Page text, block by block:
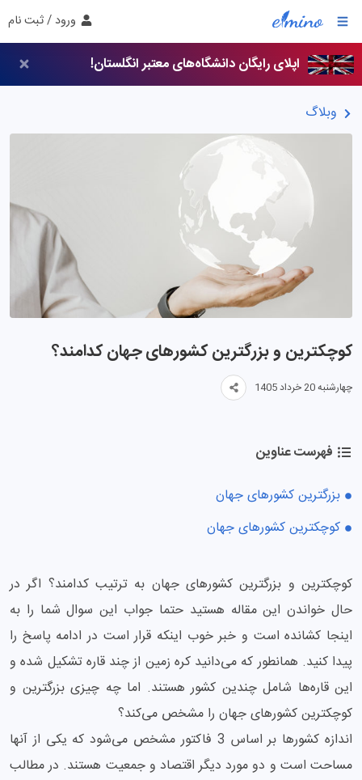
ورود / ثبت نام
اپلای رایگان دانشگاه‌های معتبر انگلستان!
وبلاگ
کوچکترین و بزرگترین کشورهای جهان کدامند؟
چهارشنبه 20 خرداد 1405
فهرست عناوین
بزرگترین کشورهای جهان
کوچکترین کشورهای جهان
کوچکترین و بزرگترین کشورهای جهان به ترتیب کدامند؟ اگر در
حال خواندن این مقاله هستید حتما جواب این سوال شما را به
اینجا کشانده است و خبر خوب اینکه قرار است در ادامه پاسخ را
پیدا کنید. همانطور که می‌دانید کره زمین از چند قاره تشکیل شده و
این قاره‌ها شامل چندین کشور هستند. اما چه چیزی بزرگترین و
کوچکترین کشورهای جهان را مشخص می‌کند؟
اندازه کشورها بر اساس 3 فاکتور مشخص می‌شود که یکی از آنها
مساحت است و دو مورد دیگر اقتصاد و جمعیت هستند. در مطالب